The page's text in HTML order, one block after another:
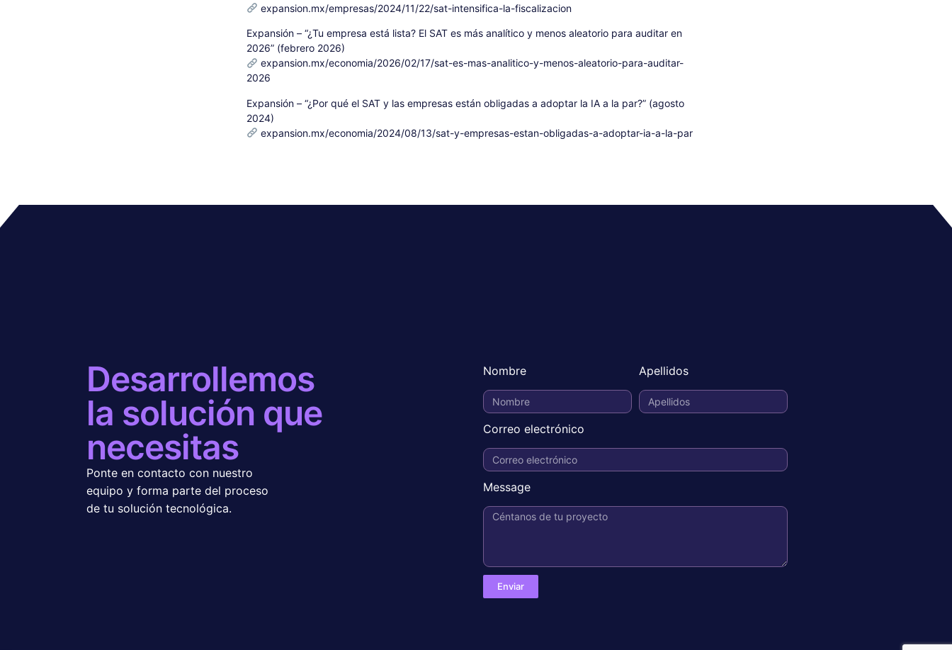
expansion.mx/empresas/2024/11/22/sat-intensifica-la-fiscalizacion
Expansión – “¿Tu empresa está lista? El SAT es más analítico y menos aleatorio para auditar en
2026” (febrero 2026)
expansion.mx/economia/2026/02/17/sat-es-mas-analitico-y-menos-aleatorio-para-auditar-
2026
Expansión – “¿Por qué el SAT y las empresas están obligadas a adoptar la IA a la par?” (agosto
2024)
expansion.mx/economia/2024/08/13/sat-y-empresas-estan-obligadas-a-adoptar-ia-a-la-par
Desarrollemos
la solución que
necesitas
Ponte en contacto con nuestro
equipo y forma parte del proceso
de tu solución tecnológica.
Nombre Apellidos
Correo electrónico
Message
Enviar